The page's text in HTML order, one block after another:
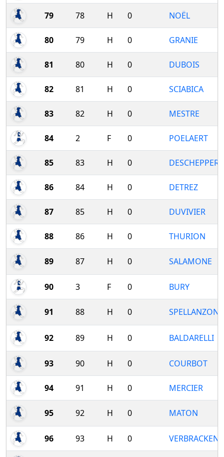
79 78 H 0 NOËL
80 79 H 0 GRANIE
81 80 H 0 DUBOIS
82 81 H 0 SCIABICA
83 82 H 0 MESTRE
84 2 F 0 POELAERT
85 83 H 0 DESCHEPPER
86 84 H 0 DETREZ
87 85 H 0 DUVIVIER
88 86 H 0 THURION
89 87 H 0 SALAMONE
90 3 F 0 BURY
91 88 H 0 SPELLANZON
92 89 H 0 BALDARELLI
93 90 H 0 COURBOT
94 91 H 0 MERCIER
95 92 H 0 MATON
96 93 H 0 VERBRACKEN